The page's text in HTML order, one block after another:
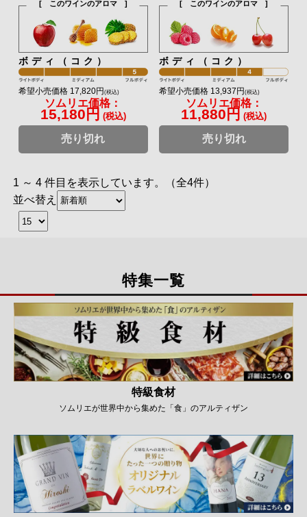
[ このワインのアロマ ]
ボディ（コク）
希望小売価格 17,820円 (税込)
ソムリエ価格：
15,180円 (税込)
売り切れ
[ このワインのアロマ ]
ボディ（コク）
希望小売価格 13,937円(税込)
ソムリエ価格：
11,880円 (税込)
売り切れ
1 ～ 4 件目を表示しています。（全4件）
並べ替え
特集一覧
特級食材
ソムリエが世界中から集めた「食」のアルティザン